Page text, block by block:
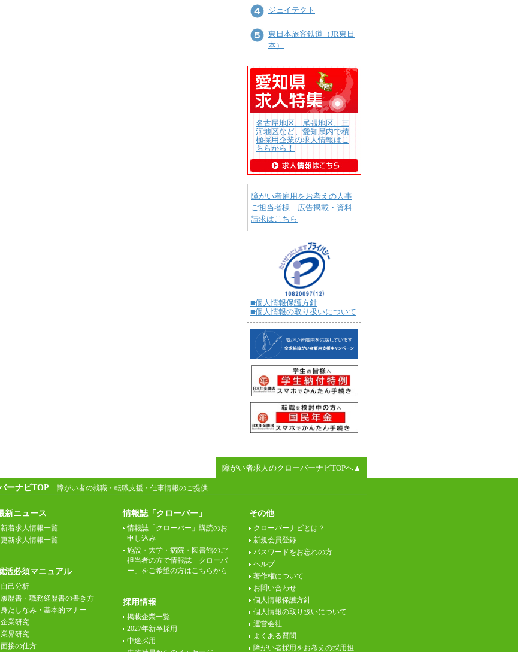
ジェイテクト
東日本旅客鉄道（JR東日
本）
名古屋地区、尾張地区、三
河地区など、愛知県内で積
極採用企業の求人情報はこ
ちらから！
障がい者雇用をお考えの人事
ご担当者様 広告掲載・資料
請求はこちら
■個人情報保護方針
■個人情報の取り扱いについて
障がい者求人のクローバーナビTOPへ▲
ーナビTOP 障がい者の就職・転職支援・仕事情報のご提供
新ニュース
新着求人情報一覧
更新求人情報一覧
活必須マニュアル
自己分析
履歴書・職務経歴書の書き方
身だしなみ・基本的マナー
企業研究
業界研究
面接の仕方
情報誌「クローバー」
情報誌「クローバー」購読のお
申し込み
施設・大学・病院・図書館のご
担当者の方で情報誌「クローバ
ー」をご希望の方はこちらから
採用情報
掲載企業一覧
2027年新卒採用
中途採用
その他
クローバーナビとは？
新規会員登録
パスワードをお忘れの方
ヘルプ
著作権について
お問い合わせ
個人情報保護方針
個人情報の取り扱いについて
運営会社
よくある質問
障がい者採用をお考えの採用担